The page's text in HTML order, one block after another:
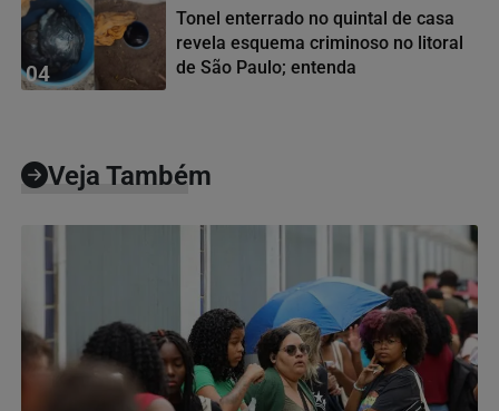
04
Tonel enterrado no quintal de casa
revela esquema criminoso no litoral
de São Paulo; entenda
Veja Também